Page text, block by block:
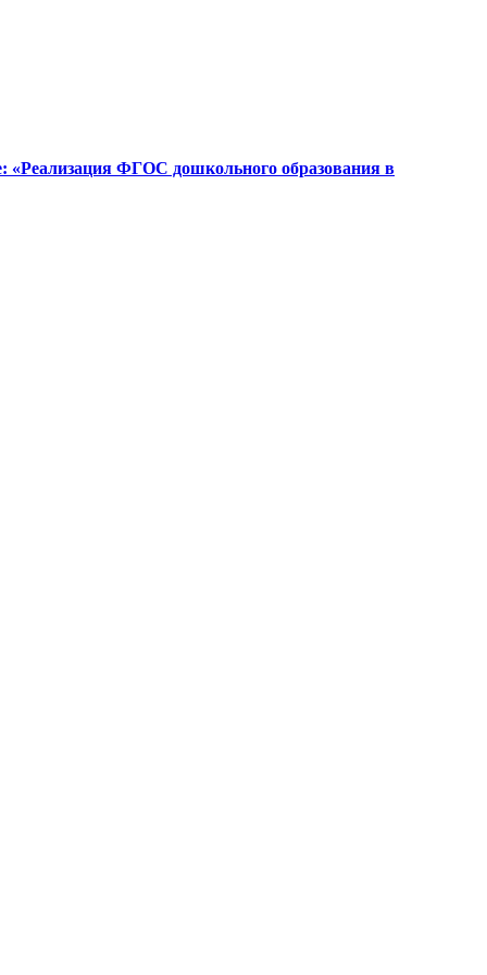
«Реализация ФГОС дошкольного образования в